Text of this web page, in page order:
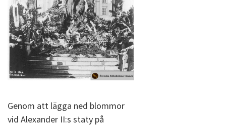
Genom att lägga ned blommor
vid Alexander II:s staty på